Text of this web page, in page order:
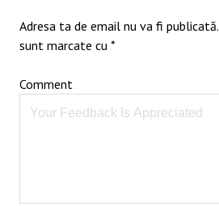
Adresa ta de email nu va fi publicată.
sunt marcate cu *
Comment